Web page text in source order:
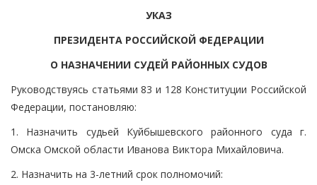
УКАЗ
ПРЕЗИДЕНТА РОССИЙСКОЙ ФЕДЕРАЦИИ
О НАЗНАЧЕНИИ СУДЕЙ РАЙОННЫХ СУДОВ
Руководствуясь статьями 83 и 128 Конституции Российской
Федерации, постановляю:
1. Назначить судьей Куйбышевского районного суда г.
Омска Омской области Иванова Виктора Михайловича.
2. Назначить на 3-летний срок полномочий: